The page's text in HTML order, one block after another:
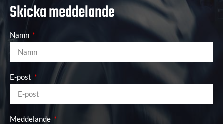
Skicka meddelande
Namn
E-post
Meddelande